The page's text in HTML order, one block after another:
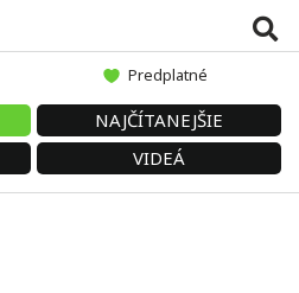
Predplatné
NAJČÍTANEJŠIE
VIDEÁ